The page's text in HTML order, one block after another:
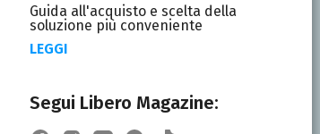
Guida all'acquisto e scelta della
soluzione più conveniente
LEGGI
Segui Libero Magazine: